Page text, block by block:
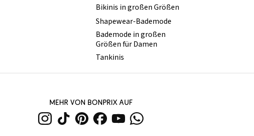
Bikinis in großen Größen
Shapewear-Bademode
Bademode in großen
Größen für Damen
Tankinis
MEHR VON BONPRIX AUF